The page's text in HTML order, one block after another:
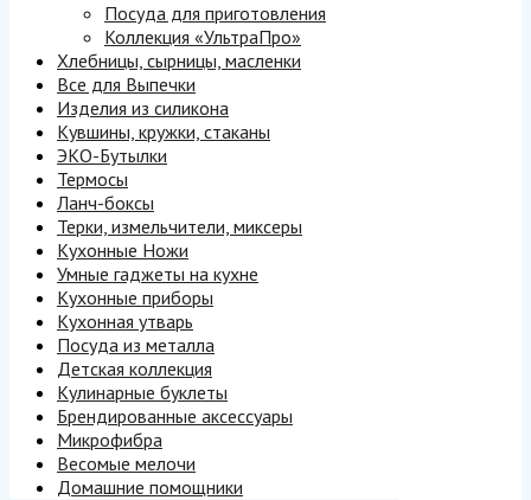
Посуда для приготовления
Коллекция «УльтраПро»
Хлебницы, сырницы, масленки
Все для Выпечки
Изделия из силикона
Кувшины, кружки, стаканы
ЭКО-Бутылки
Термосы
Ланч-боксы
Терки, измельчители, миксеры
Кухонные Ножи
Умные гаджеты на кухне
Кухонные приборы
Кухонная утварь
Посуда из металла
Детская коллекция
Кулинарные буклеты
Брендированные аксессуары
Микрофибра
Весомые мелочи
Домашние помощники